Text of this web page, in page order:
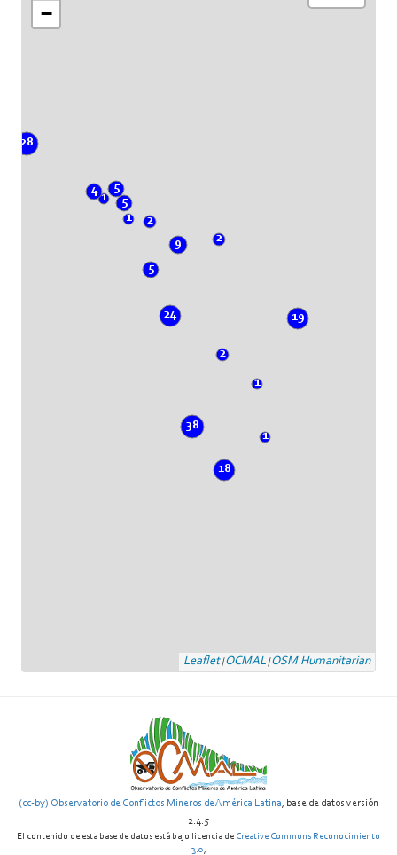
1
1
4 5
28
5
2
18
2
19
38
9
5
1
24
1
2
−
Leaflet|OCMAL|OSM Humanitarian
(cc-by) Observatorio de Conflictos Mineros de América Latina, base de datos versión
2.4.5
El contenido de esta base de datos está bajo licencia de Creative Commons Reconocimiento
3.0,